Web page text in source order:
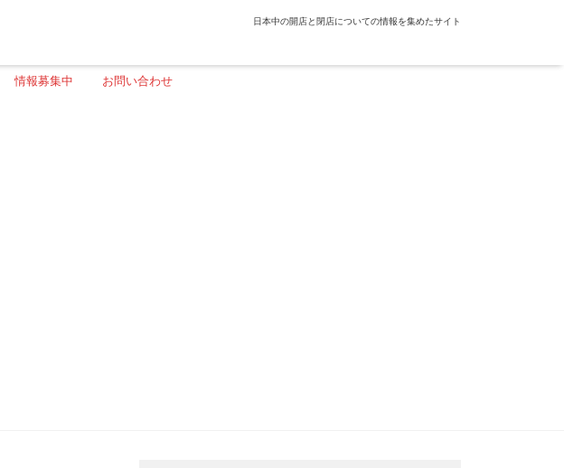
日本中の開店と閉店についての情報を集めたサイト
情報募集中 お問い合わせ